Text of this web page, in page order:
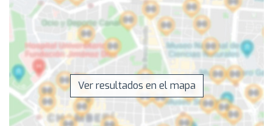
Ver resultados en el mapa